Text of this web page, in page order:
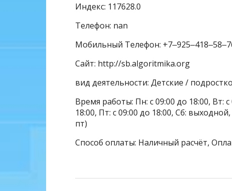
Индекс: 117628.0
Телефон: nan
Мобильный Телефон:
Сайт: http://sb.algoritmika.org
вид деятельности: Детские /
Время работы: Пн: с 09:00 до 18:00, Вт:
18:00, Пт: с 09:00 до 18:00, Сб:
пт)
Способ оплаты: Наличный расчёт,